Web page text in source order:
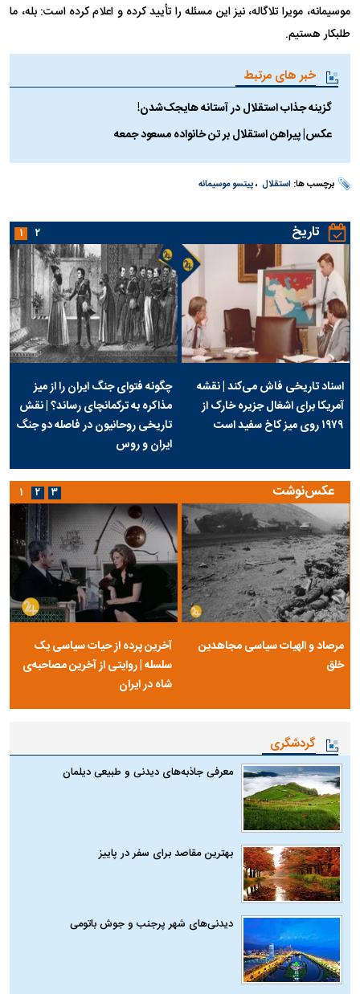
موسیمانه، مویرا تلاگاله، نیز این مسئله را تأیید کرده و اعلام کرده است: بله، ما
طلبکار هستیم. ‌
خبر های مرتبط
گزینه جذاب استقلال در آستانه هایجک‌شدن!
عکس| پیراهن استقلال بر تن خانواده مسعود جمعه
برچسب ها: استقلال ،پیتسو موسیمانه
تاریخ
اسناد تاریخی فاش می‌کند | نقشه
آمریکا برای اشغال جزیره خارک از
۱۹۷۹ روی میز کاخ سفید است
چگونه فتوای جنگ ایران را از میز
مذاکره به ترکمانچای رساند؟ | نقش
تاریخی روحانیون در فاصله دو جنگ
ایران و روس
۱ ۲
عکس‌نوشت
مرصاد و الهیات سیاسی مجاهدین
خلق
آخرین پرده از حیات سیاسی یک
سلسله | روایتی از آخرین مصاحبه‌ی
شاه در ایران
۱ ۲ ۳
گردشگری
معرفی جاذبه‌های دیدنی و طبیعی دیلمان
بهترین مقاصد برای سفر در پاییز
دیدنی‌های شهر پرجنب و جوش باتومی